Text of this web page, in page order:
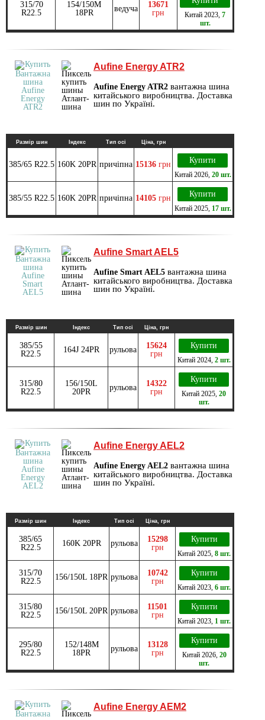
315/70
R22.5
154/150M
18PR
ведуча
13671
грн
Китай 2023 7
шт.
Aufine Energy ATR2
Aufine Energy ATR2 вантажна шина
китайського виробництва. Доставка
шин по Україні.
Размір шин Індекс Тип осі Ціна, грн
385/65 R22.5 160K 20PR причіпна 15136 грн Купити
Китай2026, 20 шт.
385/55 R22.5 160K 20PR причіпна 14105 грн Купити
Китай2025, 17 шт.
Aufine Smart AEL5
Aufine Smart AEL5 вантажна шина
китайського виробництва. Доставка
шин по Україні.
Размір шин Індекс Тип осі Ціна, грн
385/55
R22.5
164J 24PR рульова
15624
грн
Купити
Китай2024, 2 шт.
315/80
R22.5
156/150L
20PR
рульова
14322
грн
Купити
Китай 2025 20
шт.
Aufine Energy AEL2
Aufine Energy AEL2 вантажна шина
китайського виробництва. Доставка
шин по Україні.
Размір шин Індекс Тип осі Ціна, грн
385/65
R22.5
160K 20PR рульова
15298
грн
Купити
Китай 2025 8 шт.
315/70
R22.5
156/150L 18PR рульова
10742
грн
Купити
Китай 2023 6 шт.
315/80
R22.5
156/150L 20PR рульова
11501
грн
Купити
Китай 2023 1 шт.
295/80
R22.5
152/148M
18PR
рульова
13128
грн
Купити
Китай2026, 20
шт.
Aufine Energy AEM2